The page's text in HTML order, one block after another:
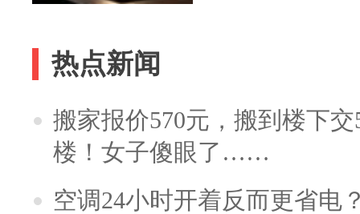
热点新闻
搬家报价570元，搬到楼下
楼！女子傻眼了……
空调24小时开着反而更省电